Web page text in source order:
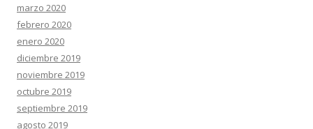
marzo 2020
febrero 2020
enero 2020
diciembre 2019
noviembre 2019
octubre 2019
septiembre 2019
agosto 2019